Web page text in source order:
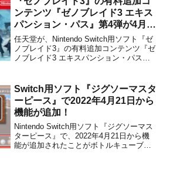
ロ...
ンテンツ『ゼノブレイド3 エキス
パンション・パス』第4弾が4月
26日に配信決定！amiiboの最新
情報も
任天堂が、Nintendo Switch用ソフト『ゼ
ノブレイド3』の有料追加コンテンツ『ゼ
ノブレイド3 エキスパンション・パス』
ス予定となっていた『amiibo ダブルセッ
ト［ホムラ／ヒカリ］（大...
Switch用ソフト『ジグソーマスタ
ーピース』で2022年4月21日から
機能が追加！
Nintendo Switch用ソフト『ジグソーマス
ターピース』で、2022年4月21日から機
能が追加されたことがボトルキューブか